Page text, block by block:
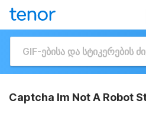
Captcha Im Not A Robot